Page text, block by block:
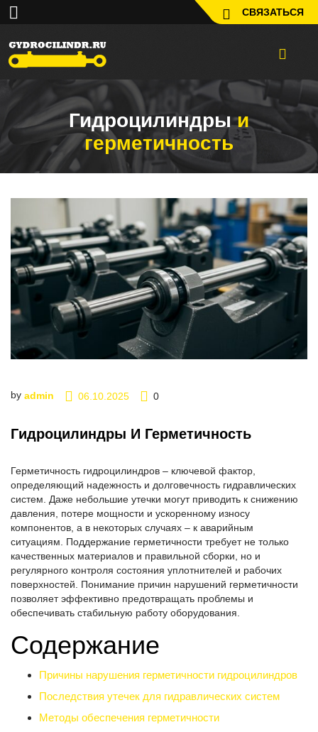
СВЯЗАТЬСЯ
Гидроцилиндрыи
герметичность
by admin 06.10.2025 0
Гидроцилиндры И Герметичность
Герметичность гидроцилиндров – ключевой фактор,
определяющий надежность и долговечность гидравлических
систем. Даже небольшие утечки могут приводить к снижению
давления, потере мощности и ускоренному износу
компонентов, а в некоторых случаях – к аварийным
ситуациям. Поддержание герметичности требует не только
качественных материалов и правильной сборки, но и
регулярного контроля состояния уплотнителей и рабочих
поверхностей. Понимание причин нарушений герметичности
позволяет эффективно предотвращать проблемы и
обеспечивать стабильную работу оборудования.
Содержание
Причины нарушения герметичности гидроцилиндров
Последствия утечек для гидравлических систем
Методы обеспечения герметичности